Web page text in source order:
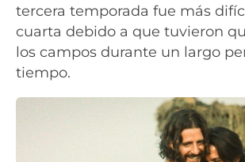
tercera temporada fue más
cuarta debido a que tuvieron
los campos durante un largo
tiempo.